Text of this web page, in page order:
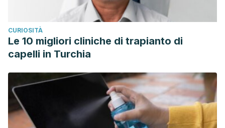
CURIOSITÀ
Le 10 migliori cliniche di trapianto di
capelli in Turchia